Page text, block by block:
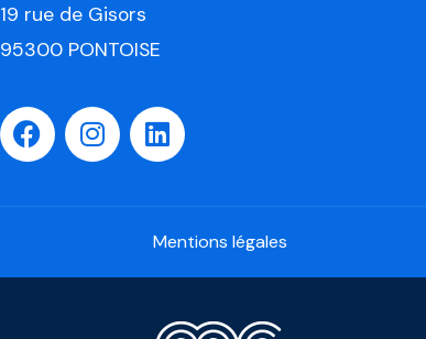
19 rue de Gisors
95300 PONTOISE
Mentions légales